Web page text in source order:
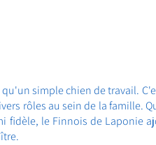
simple chien de travail.
rôles au sein de la famille.
fidèle, le Finnois de Laponie